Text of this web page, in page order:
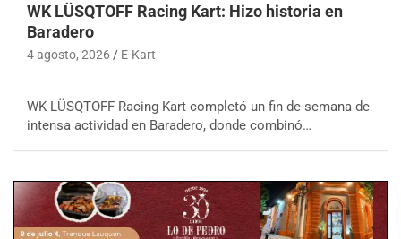
WK LÜSQTOFF Racing Kart: Hizo historia en
Baradero
4 agosto, 2026 E-Kart
WK LÜSQTOFF Racing Kart completó un fin de semana de
intensa actividad en Baradero, donde combinó…
IAME SERIES ARGENTINA 6
KDO - F6
Ciudad de Trenque Lauquen (Asfalto)
Trenque Lauquen (Buenos Aires)